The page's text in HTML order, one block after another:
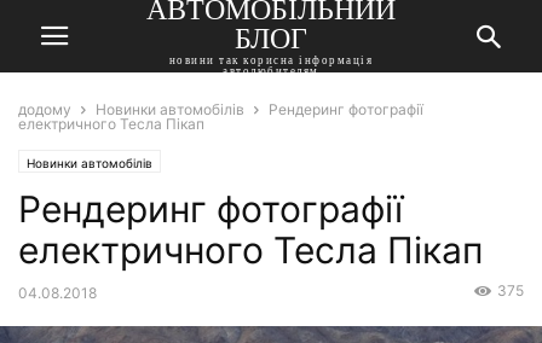
АВТОМОБІЛЬНИЙ
БЛОГ
новини так корисна інформація
автолюбителям
додому Новинки автомобілів
Рендеринг фотографії
електричного Тесла Пікап
Новинки автомобілів
Рендеринг фотографії
електричного Тесла Пікап
04.08.2018 375